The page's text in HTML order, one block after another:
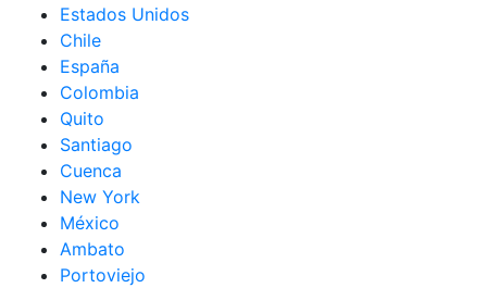
Estados Unidos
Chile
España
Colombia
Quito
Santiago
Cuenca
New York
México
Ambato
Portoviejo